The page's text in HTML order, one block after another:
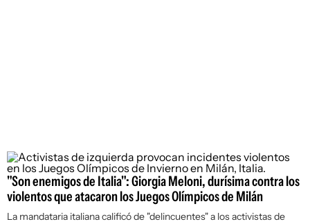
"Son enemigos de Italia": Giorgia Meloni, durísima contra los
violentos que atacaron los Juegos Olímpicos de Milán
La mandataria italiana calificó de "delincuentes" a los activistas de